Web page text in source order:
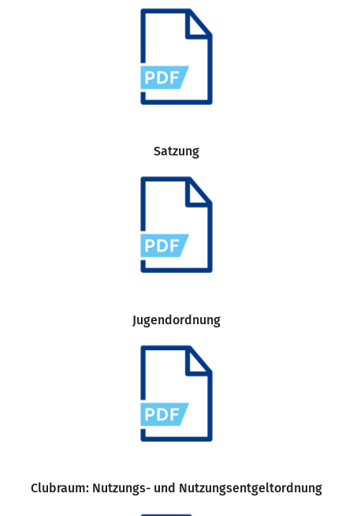
Satzung
Jugendordnung
Clubraum: Nutzungs- und Nutzungsentgeltordnung